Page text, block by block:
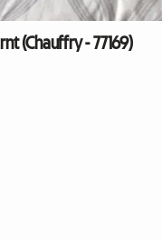
(Chauffry - 77169)